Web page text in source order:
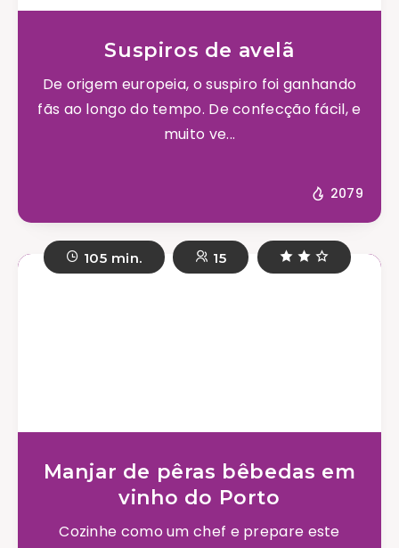
Suspiros de avelã
De origem europeia, o suspiro foi ganhando
fãs ao longo do tempo. De confecção fácil, e
muito ve...
2079
105 min. 15
Manjar de pêras bêbedas em
vinho do Porto
Cozinhe como um chef e prepare este